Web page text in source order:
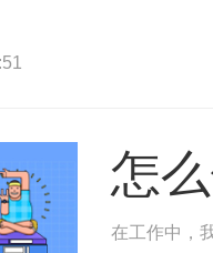
怎
在工作中，